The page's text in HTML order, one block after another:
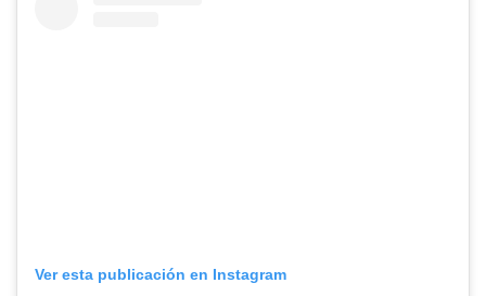
Ver esta publicación en Instagram